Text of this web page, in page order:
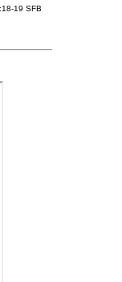
19 SFB